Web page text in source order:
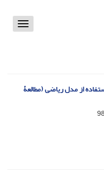
Toggle
از مدل ریاضی (مطالعۀ